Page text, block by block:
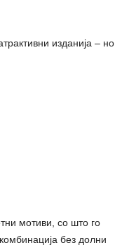
изданија – но
мотиви, со што го
без долни